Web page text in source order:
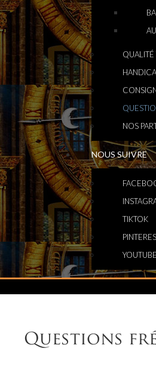
NOS
NOUS SUIVRE
TIKTOK
YOUTUBE
Questions